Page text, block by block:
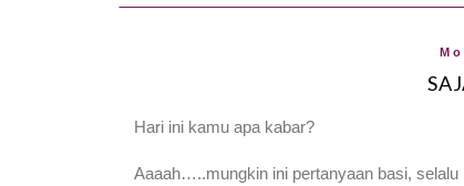
Hari ini kamu apa kabar?
Aaaah…..mungkin ini pertanyaan basi,